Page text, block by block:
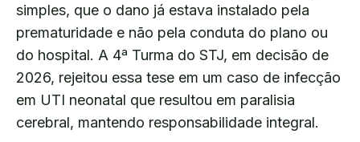
simples, que o dano já estava instalado pela
prematuridade e não pela conduta do plano ou
do hospital. A 4ª Turma do STJ, em decisão de
2026, rejeitou essa tese em um caso de infecção
em UTI neonatal que resultou em paralisia
cerebral, mantendo responsabilidade integral.